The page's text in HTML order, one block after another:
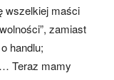
wszelkiej maści
zamiast
handlu;
Teraz mamy